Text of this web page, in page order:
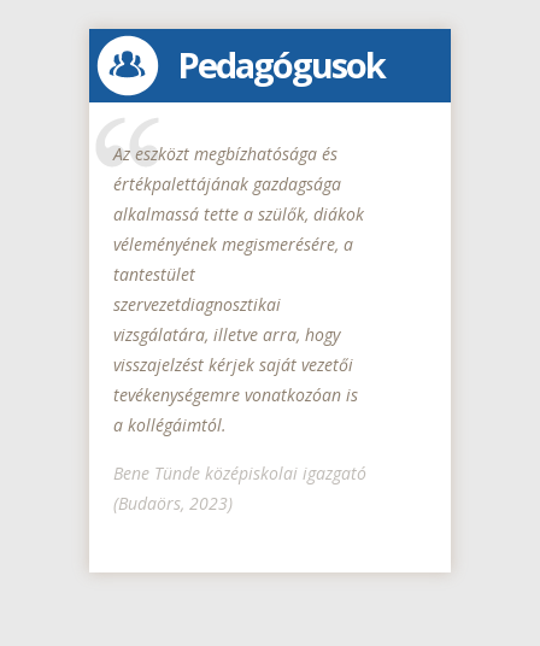
Pedagógusok
Az eszközt megbízhatósága és
értékpalettájának gazdagsága
alkalmassá tette a szülők, diákok
véleményének megismerésére, a
tantestület
szervezetdiagnosztikai
vizsgálatára, illetve arra, hogy
visszajelzést kérjek saját vezetői
tevékenységemre vonatkozóan is
a kollégáimtól.
Bene Tünde középiskolai igazgató
(Budaörs, 2023)